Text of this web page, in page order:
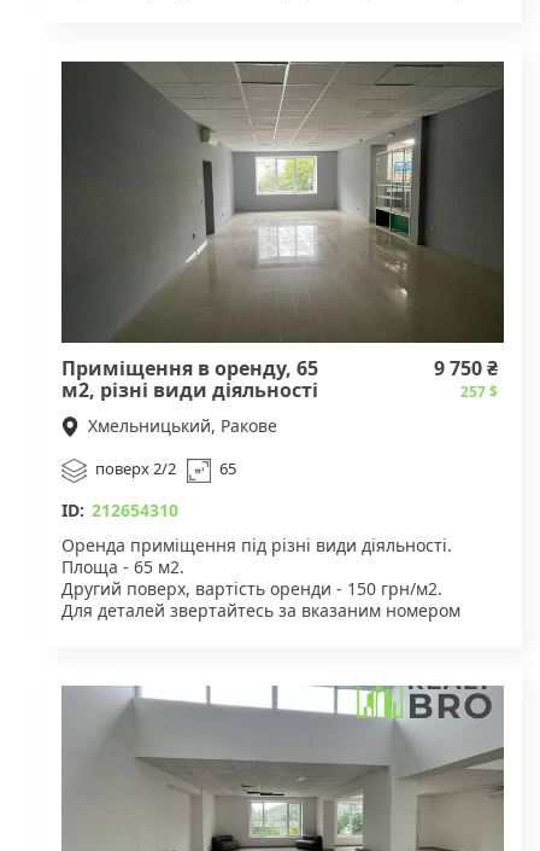
Приміщення в оренду, 65
м2, різні види діяльності
9 750 ₴
257 $
Хмельницький, Ракове
поверх 2/2 65
ID: 212654310
Оренда приміщення під різні види діяльності.
Площа - 65 м2.
Другий поверх, вартість оренди - 150 грн/м2.
Для деталей звертайтесь за вказаним номером